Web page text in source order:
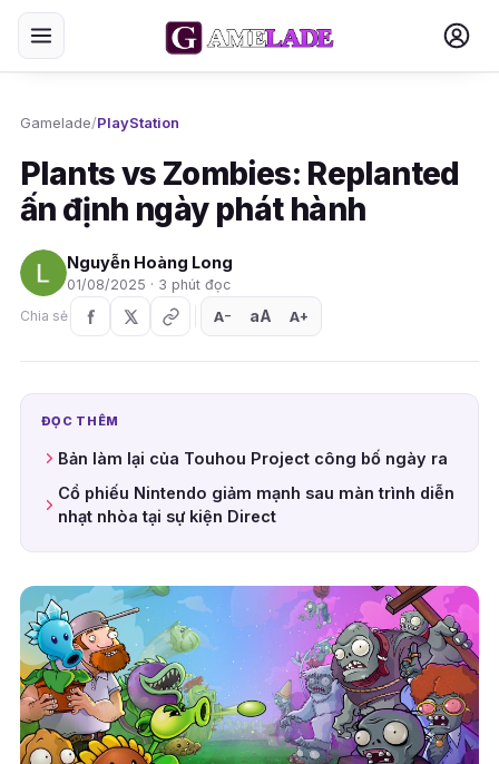
Gamelade/PlayStation
Plants vs Zombies: Replanted
ấn định ngày phát hành
Nguyễn Hoàng Long
01/08/2025 · 3 phút đọc
Chia sẻ
A− aA A+
ĐỌC THÊM
Bản làm lại của Touhou Project công bố ngày ra
Cổ phiếu Nintendo giảm mạnh sau màn trình diễn
nhạt nhòa tại sự kiện Direct